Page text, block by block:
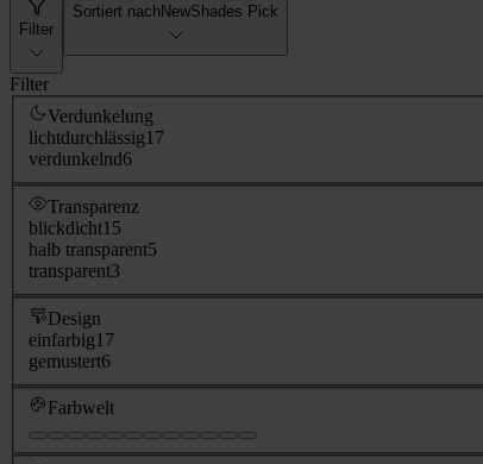
Filter
Sortiert nachNewShades Pick
Filter
Verdunkelung
lichtdurchlässig17
verdunkelnd6
Transparenz
blickdicht15
halb transparent5
transparent3
Design
einfarbig17
gemustert6
Farbwelt